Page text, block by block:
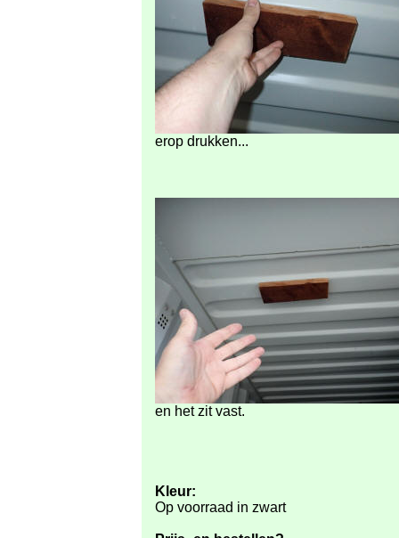
erop drukken...
en het zit vast.
Kleur:
Op voorraad in zwart